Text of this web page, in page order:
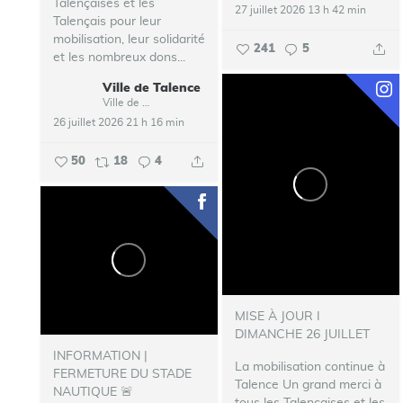
27 juillet 2026 13 h 42 min
241 5
Talençaises et les
Talençais pour leur
mobilisation, leur solidarité
et les nombreux dons...
Ville de Talence
26 juillet 2026 21 h 16 min
50 18 4
MISE À JOUR I
DIMANCHE 26 JUILLET
La mobilisation continue à
Talence Un grand merci à
INFORMATION |
FERMETURE DU STADE
NAUTIQUE 🚨